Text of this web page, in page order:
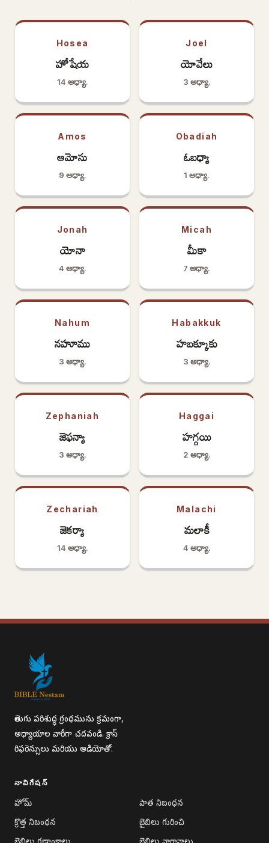
Hosea
హోషేయ
14 అధ్యా.
Joel
యోవేలు
3 అధ్యా.
Amos
ఆమోసు
9 అధ్యా.
Obadiah
ఓబధ్యా
1 అధ్యా.
Jonah
యోనా
4 అధ్యా.
Micah
మీకా
7 అధ్యా.
Nahum
నహూము
3 అధ్యా.
Habakkuk
హబక్కూకు
3 అధ్యా.
Zephaniah
జెఫన్యా
3 అధ్యా.
Haggai
హగ్గయి
2 అధ్యా.
Zechariah
జెకర్యా
14 అధ్యా.
Malachi
మలాకీ
4 అధ్యా.
తెలుగు పరిశుద్ధ గ్రంథమును క్రమంగా,
అధ్యాయాల వారీగా చదవండి. క్రాస్
రిఫరెన్సులు మరియు ఆడియోతో.
నావిగేషన్
హోమ్
పాత నిబంధన
క్రొత్త నిబంధన
బైబిలు గురించి